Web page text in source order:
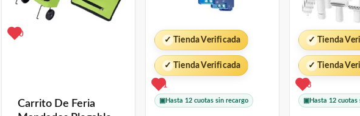
0
Carrito De Feria
✓ Tienda Verificada
✓ Tienda Verificada
1
▣Hasta 12 cuotas sin recargo
✓ Tienda
✓ Tienda
3
▣Hasta 12 cuotas